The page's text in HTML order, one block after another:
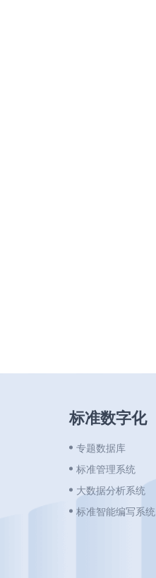
标准数字化
专题数据库
标准管理系统
大数据分析系统
标准智能编写系统